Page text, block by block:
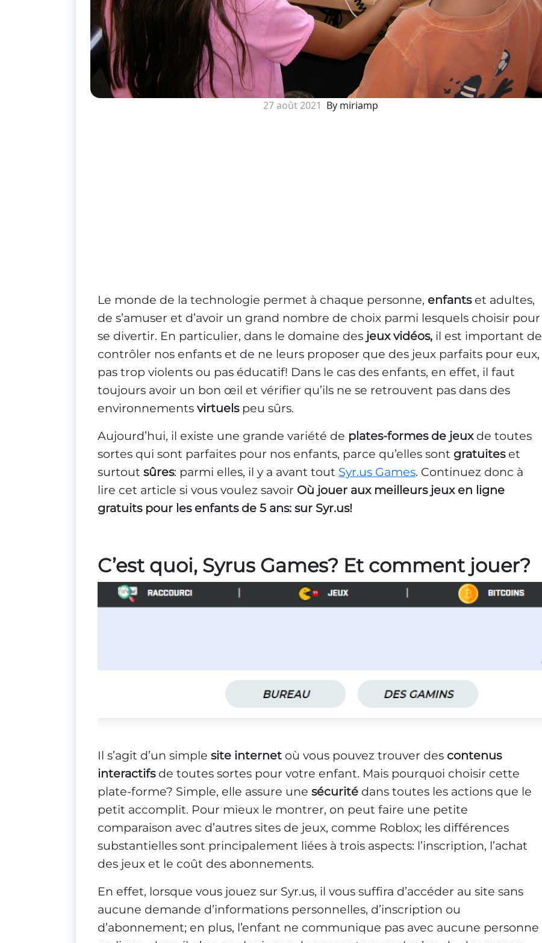
27 août 2021 By miriamp
Le monde de la technologie permet à chaque personne, enfants et adultes,
de s’amuser et d’avoir un grand nombre de choix parmi lesquels choisir pour
se divertir. En particulier, dans le domaine des jeux vidéos, il est important de
contrôler nos enfants et de ne leurs proposer que des jeux parfaits pour eux,
pas trop violents ou pas éducatif! Dans le cas des enfants, en effet, il faut
toujours avoir un bon œil et vérifier qu’ils ne se retrouvent pas dans des
environnements virtuels peu sûrs.
Aujourd’hui, il existe une grande variété de plates-formes de jeuxde toutes
sortes qui sont parfaites pour nos enfants, parce qu’elles sont gratuites et
surtout sûres: parmi elles, il y a avant tout Syr.us Games. Continuez donc à
lire cet article si vous voulez savoir Où jouer aux meilleurs jeux en ligne
gratuits pour les enfants de 5 ans: sur Syr.us!
C’est quoi, Syrus Games? Et comment jouer?
Il s’agit d’un simple site internet où vous pouvez trouver des contenus
interactifs de toutes sortes pour votre enfant. Mais pourquoi choisir cette
plate-forme? Simple, elle assure une sécurité dans toutes les actions que le
petit accomplit. Pour mieux le montrer, on peut faire une petite
comparaison avec d’autres sites de jeux, comme Roblox; les différences
substantielles sont principalement liées à trois aspects: l’inscription, l’achat
des jeux et le coût des abonnements.
En effet, lorsque vous jouez sur Syr.us, il vous suffira d’accéder au site sans
aucune demande d’informations personnelles, d’inscription ou
d’abonnement; en plus, l’enfant ne communique pas avec aucune personne